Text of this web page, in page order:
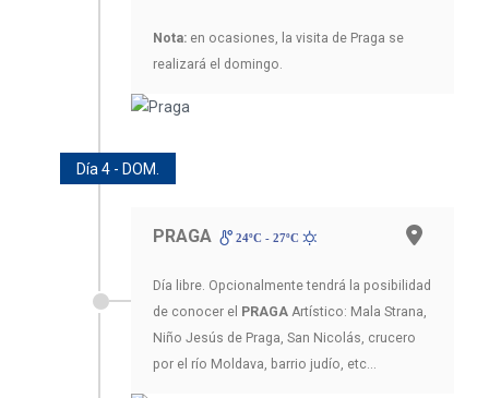
Nota: en ocasiones, la visita de Praga se
realizará el domingo.
Día 4 - DOM.
PRAGA 24ºC - 27ºC
Día libre. Opcionalmente tendrá la posibilidad
de conocer el PRAGA Artístico: Mala Strana,
Niño Jesús de Praga, San Nicolás, crucero
por el río Moldava, barrio judío, etc...